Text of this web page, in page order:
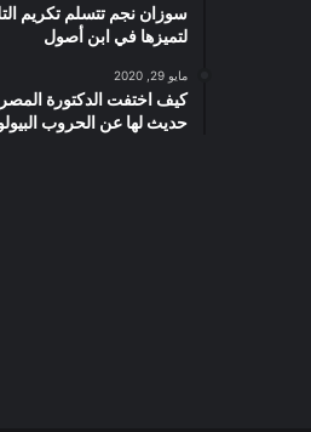
سوزان نجم تتسلم تكريم
لتميزها في ابن أصول
مايو 29, 2020
كيف اختفت الدكتورة
حديث لها عن الحروب